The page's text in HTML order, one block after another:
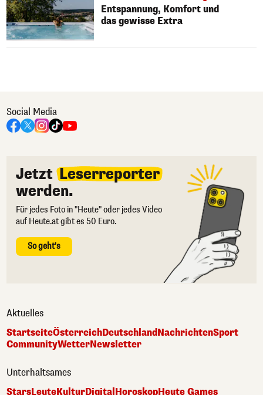
Entspannung, Komfort und
das gewisse Extra
Social Media
Jetzt Leserreporter
werden.
Für jedes Foto in "Heute" oder jedes Video
auf Heute.at gibt es 50 Euro.
So geht's
Aktuelles
StartseiteÖsterreichDeutschlandNachrichtenSport
CommunityWetterNewsletter
Unterhaltsames
StarsLeuteKulturDigital HoroskopHeute Games